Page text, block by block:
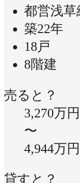
都営浅草
築22年
18戸
8階建
売ると？
3,270万円
〜
4,944万円
貸すと？